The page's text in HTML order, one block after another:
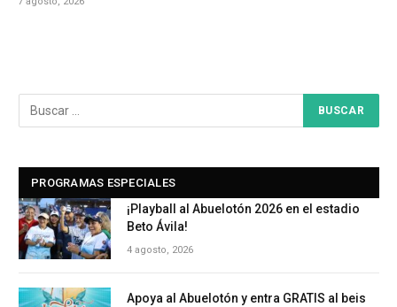
PROGRAMAS ESPECIALES
¡Playball al Abuelotón 2026 en el estadio
Beto Ávila!
4 agosto, 2026
Apoya al Abuelotón y entra GRATIS al beis